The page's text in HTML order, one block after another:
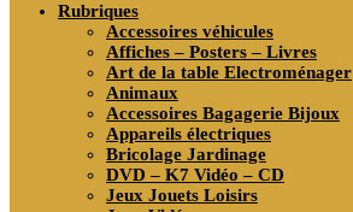
Rubriques
Accessoires véhicules
Affiches – Posters – Livres
Art de la table Electroménager
Animaux
Accessoires Bagagerie Bijoux
Appareils électriques
Bricolage Jardinage
DVD – K7 Vidéo – CD
Jeux Jouets Loisirs